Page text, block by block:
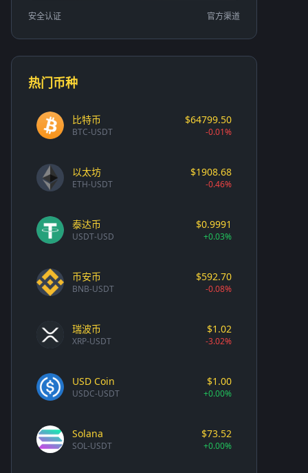
安全认证 官方渠道
热门币种
比特币
BTC-USDT
$64799.50
-0.01%
以太坊
ETH-USDT
$1908.68
-0.46%
泰达币
USDT-USD
$0.9991
+0.03%
币安币
BNB-USDT
$592.70
-0.08%
瑞波币
XRP-USDT
$1.02
-3.02%
USD Coin
USDC-USDT
$1.00
+0.00%
Solana
SOL-USDT
$73.52
+0.00%